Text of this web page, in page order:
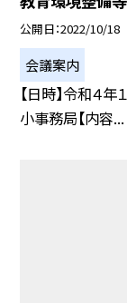
公開日 2022/10/18
会議案内
【日時】令和４年
小事務局【内容...